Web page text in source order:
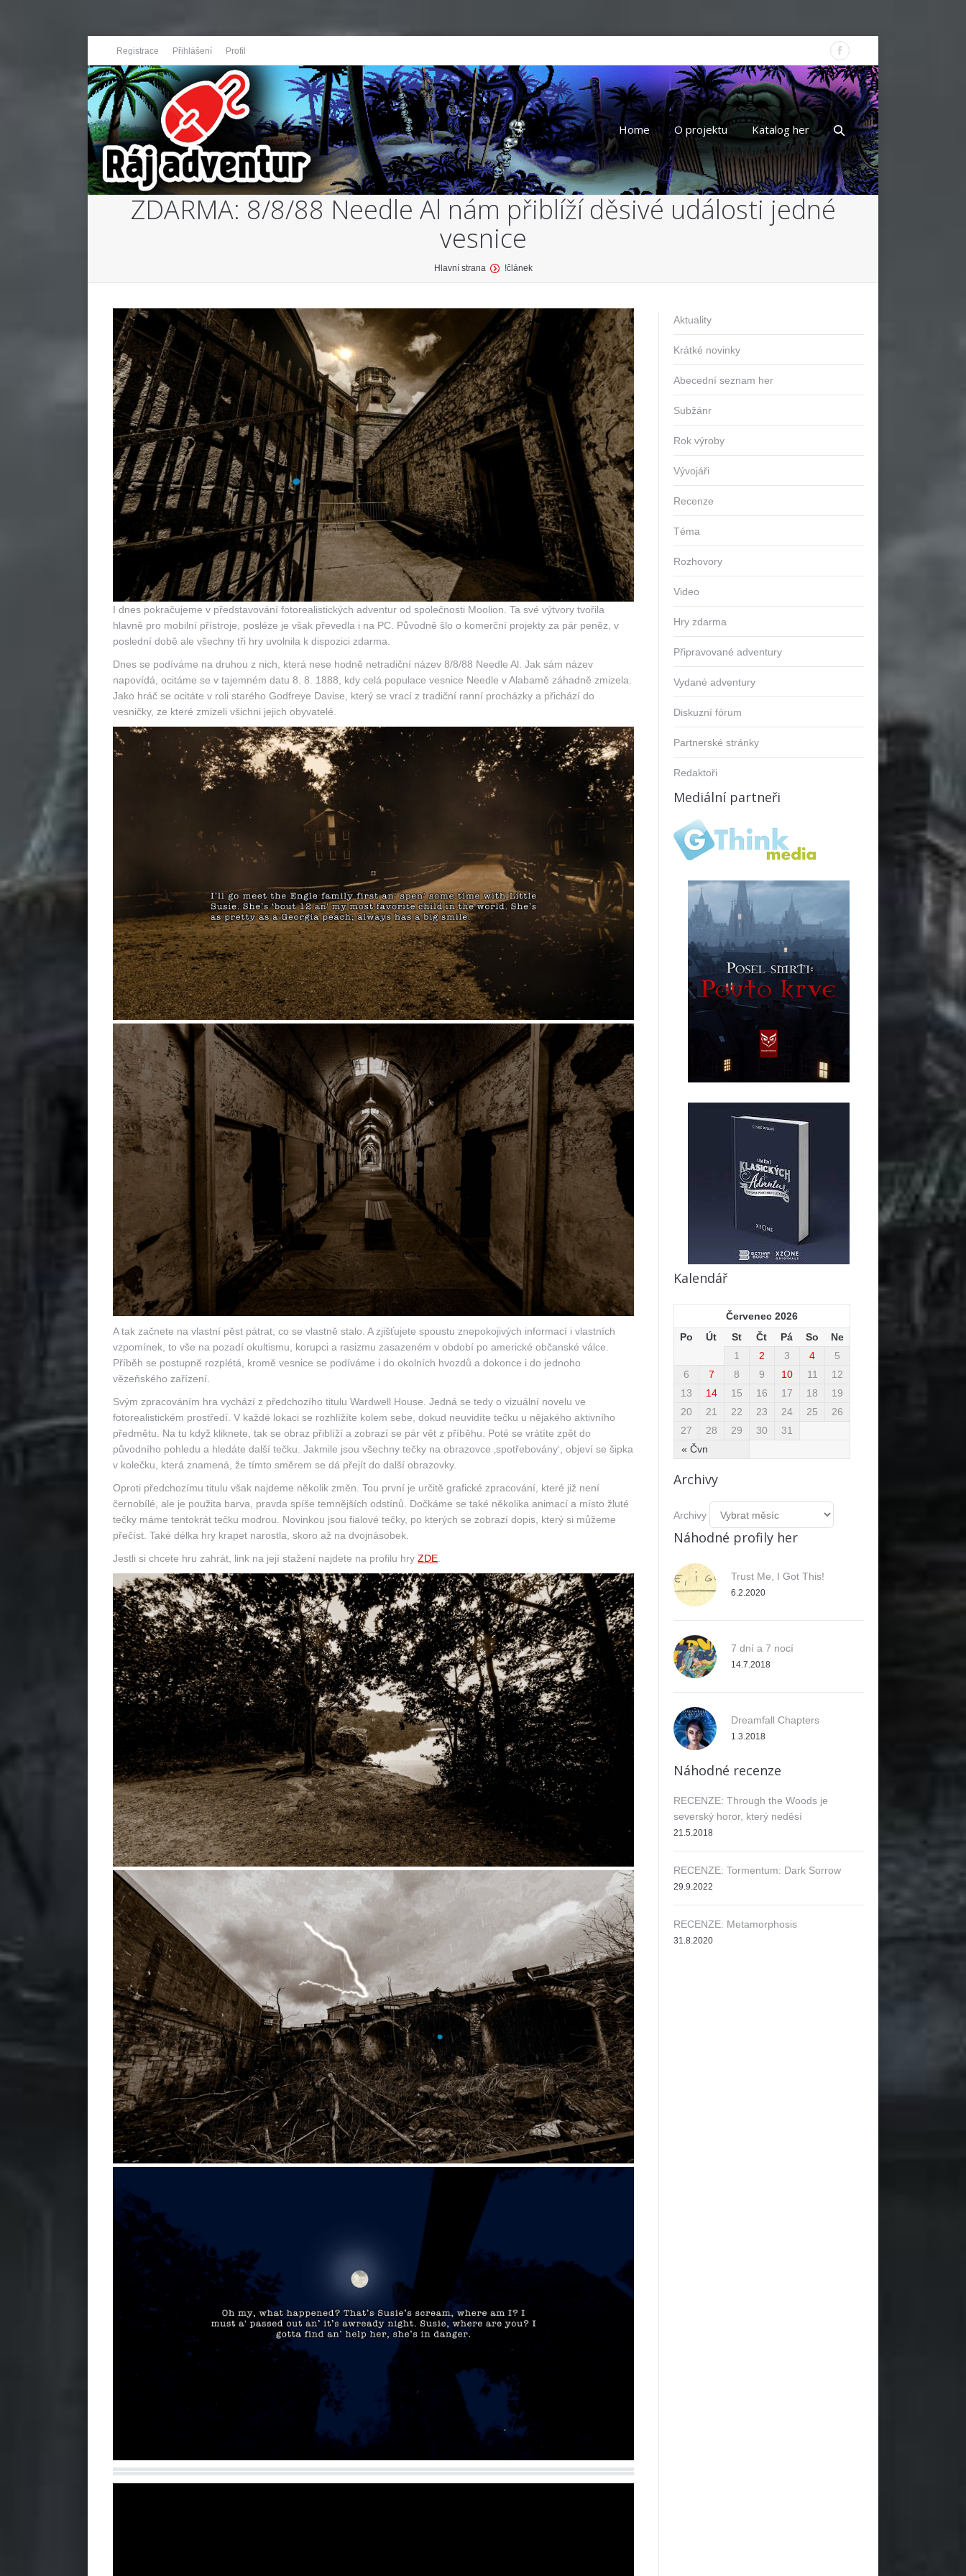
Registrace Přihlášení Profil
Home O projektu Katalog her
ZDARMA: 8/8/88 Needle Al nám přiblíží děsivé události jedné
vesnice
Hlavní strana !článek
I dnes pokračujeme v představování fotorealistických adventur od společnosti Moolion. Ta své výtvory tvořila
hlavně pro mobilní přístroje, posléze je však převedla i na PC. Původně šlo o komerční projekty za pár peněz, v
poslední době ale všechny tři hry uvolnila k dispozici zdarma.
Dnes se podíváme na druhou z nich, která nese hodně netradiční název 8/8/88 Needle Al. Jak sám název
napovídá, ocitáme se v tajemném datu 8. 8. 1888, kdy celá populace vesnice Needle v Alabamě záhadně zmizela.
Jako hráč se ocitáte v roli starého Godfreye Davise, který se vrací z tradiční ranní procházky a přichází do
vesničky, ze které zmizeli všichni jejich obyvatelé.
A tak začnete na vlastní pěst pátrat, co se vlastně stalo. A zjišťujete spoustu znepokojivých informací i vlastních
vzpomínek, to vše na pozadí okultismu, korupci a rasizmu zasazeném v období po americké občanské válce.
Příběh se postupně rozplétá, kromě vesnice se podíváme i do okolních hvozdů a dokonce i do jednoho
vězeňského zařízení.
Svým zpracováním hra vychází z předchozího titulu Wardwell House. Jedná se tedy o vizuální novelu ve
fotorealistickém prostředí. V každé lokaci se rozhlížíte kolem sebe, dokud neuvidíte tečku u nějakého aktivního
předmětu. Na tu když kliknete, tak se obraz přiblíží a zobrazí se pár vět z příběhu. Poté se vrátíte zpět do
původního pohledu a hledáte další tečku. Jakmile jsou všechny tečky na obrazovce ‚spotřebovány‘, objeví se šipka
v kolečku, která znamená, že tímto směrem se dá přejít do další obrazovky.
Oproti předchozímu titulu však najdeme několik změn. Tou první je určitě grafické zpracování, které již není
černobílé, ale je použita barva, pravda spíše temnějších odstínů. Dočkáme se také několika animací a místo žluté
tečky máme tentokrát tečku modrou. Novinkou jsou fialové tečky, po kterých se zobrazí dopis, který si můžeme
přečíst. Také délka hry krapet narostla, skoro až na dvojnásobek.
Jestli si chcete hru zahrát, link na její stažení najdete na profilu hry ZDE.
Aktuality
Krátké novinky
Abecední seznam her
Subžánr
Rok výroby
Vývojáři
Recenze
Téma
Rozhovory
Video
Hry zdarma
Připravované adventury
Vydané adventury
Diskuzní fórum
Partnerské stránky
Redaktoři
Mediální partneři
Kalendář
Červenec 2026
Po
Út St Čt Pá So Ne
« Čvn
1 2 3 4
5
6
7 8 9 10 11
12
13
14 15 16 17 18
19
20
21 22 23 24 25
26
27
28 29 30 31
Archivy
Archivy
Náhodné profily her
Trust Me, I Got This!
6.2.2020
7 dní a 7 nocí
14.7.2018
Dreamfall Chapters
1.3.2018
Náhodné recenze
RECENZE: Through the Woods je
severský horor, který neděsí
21.5.2018
RECENZE: Tormentum: Dark Sorrow
29.9.2022
RECENZE: Metamorphosis
31.8.2020